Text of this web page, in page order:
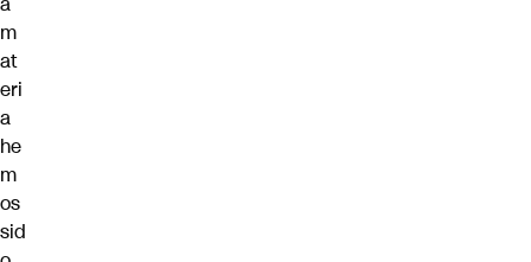
m
at
eri
a
he
m
os
sid